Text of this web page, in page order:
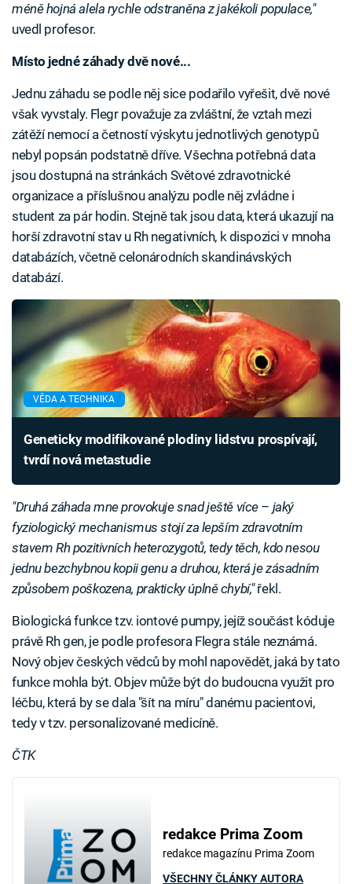
méně hojná alela rychle odstraněna z jakékoli populace,"
uvedl profesor.
Místo jedné záhady dvě nové...
Jednu záhadu se podle něj sice podařilo vyřešit, dvě nové
však vyvstaly. Flegr považuje za zvláštní, že vztah mezi
zátěží nemocí a četností výskytu jednotlivých genotypů
nebyl popsán podstatně dříve. Všechna potřebná data
jsou dostupná na stránkách Světové zdravotnické
organizace a příslušnou analýzu podle něj zvládne i
student za pár hodin. Stejně tak jsou data, která ukazují na
horší zdravotní stav u Rh negativních, k dispozici v mnoha
databázích, včetně celonárodních skandinávských
databází.
VĚDA A TECHNIKA
Geneticky modifikované plodiny lidstvu prospívají,
tvrdí nová metastudie
"Druhá záhada mne provokuje snad ještě více – jaký
fyziologický mechanismus stojí za lepším zdravotním
stavem Rh pozitivních heterozygotů, tedy těch, kdo nesou
jednu bezchybnou kopii genu a druhou, která je zásadním
způsobem poškozena, prakticky úplně chybí,"řekl.
Biologická funkce tzv. iontové pumpy, jejíž součást kóduje
právě Rh gen, je podle profesora Flegra stále neznámá.
Nový objev českých vědců by mohl napovědět, jaká by tato
funkce mohla být. Objev může být do budoucna využit pro
léčbu, která by se dala "šít na míru" danému pacientovi,
tedy v tzv. personalizované medicíně.
ČTK
redakce Prima Zoom
redakce magazínu Prima Zoom
VŠECHNY ČLÁNKY AUTORA